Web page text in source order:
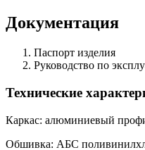
Документация
Паспорт изделия
Руководство по
Технические
Каркас: алюминиевый
Обшивка: АБС